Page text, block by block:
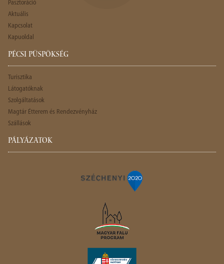
Pasztoráció
Aktuális
Kapcsolat
Kapuoldal
PÉCSI PÜSPÖKSÉG
Turisztika
Látogatóknak
Szolgáltatások
Magtár Étterem és Rendezvényház
Szállások
PÁLYÁZATOK